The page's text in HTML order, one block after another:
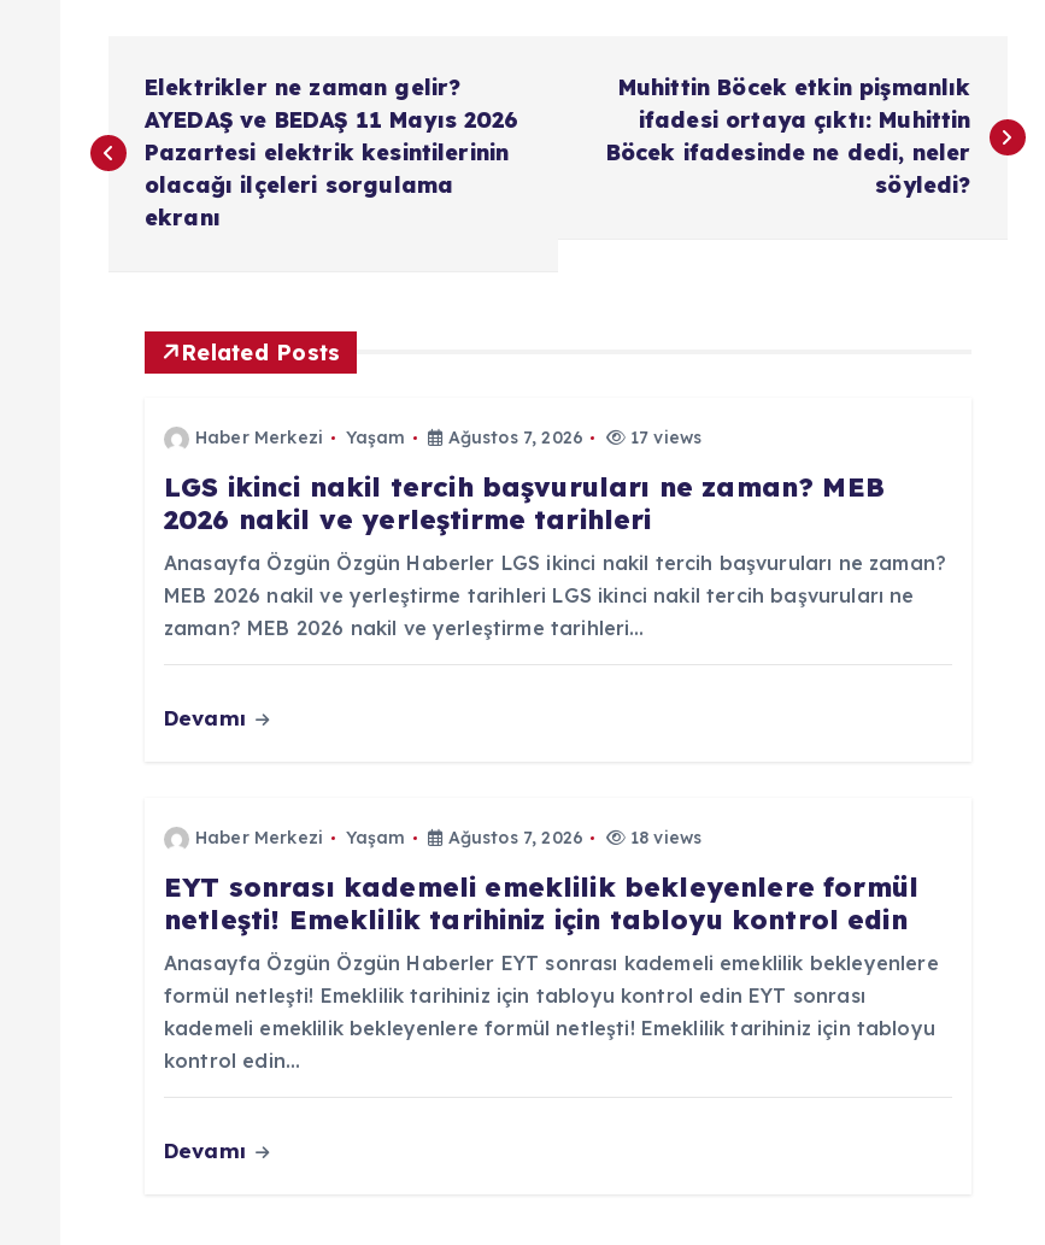
a
Elektrikler ne zaman gelir?
AYEDAŞ ve BEDAŞ 11 Mayıs 2026
Pazartesi elektrik kesintilerinin
olacağı ilçeleri sorgulama
ekranı
Muhittin Böcek etkin pişmanlık
ifadesi ortaya çıktı: Muhittin
Böcek ifadesinde ne dedi, neler
söyledi?
Related Posts
Haber Merkezi Yaşam Ağustos 7, 2026 17 views
LGS ikinci nakil tercih başvuruları ne zaman? MEB
2026 nakil ve yerleştirme tarihleri
Anasayfa Özgün Özgün Haberler LGS ikinci nakil tercih başvuruları ne zaman?
MEB 2026 nakil ve yerleştirme tarihleri LGS ikinci nakil tercih başvuruları ne
zaman? MEB 2026 nakil ve yerleştirme tarihleri…
Devamı
Haber Merkezi Yaşam Ağustos 7, 2026 18 views
EYT sonrası kademeli emeklilik bekleyenlere formül
netleşti! Emeklilik tarihiniz için tabloyu kontrol edin
Anasayfa Özgün Özgün Haberler EYT sonrası kademeli emeklilik bekleyenlere
formül netleşti! Emeklilik tarihiniz için tabloyu kontrol edin EYT sonrası
kademeli emeklilik bekleyenlere formül netleşti! Emeklilik tarihiniz için tabloyu
kontrol edin…
Devamı